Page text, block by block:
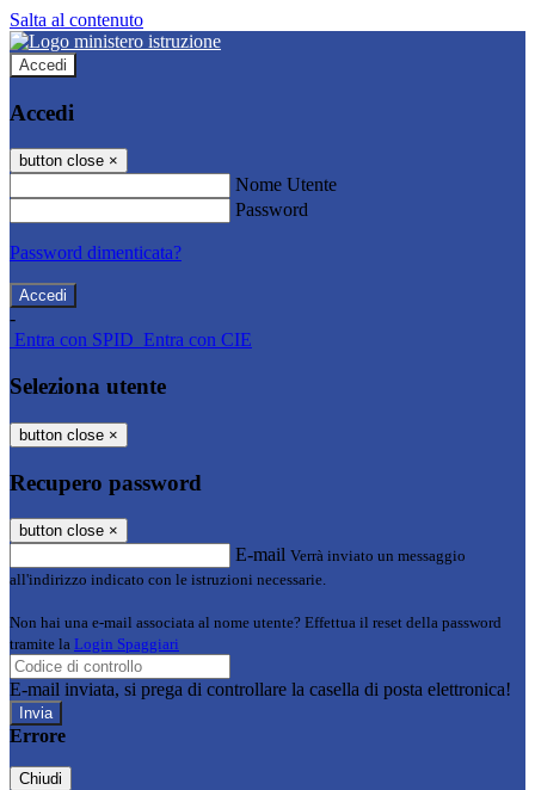
Salta al contenuto
Accedi
Accedi
button close ×
Nome Utente
Password
Password dimenticata?
-
Entra con SPID Entra con CIE
Seleziona utente
button close ×
Recupero password
button close ×
E-mail Verrà inviato un messaggio
all'indirizzo indicato con le istruzioni necessarie.
Non hai una e-mail associata al nome utente? Effettua il reset della password
tramite la Login Spaggiari
E-mail inviata, si prega di controllare la casella di posta elettronica!
Errore
Chiudi